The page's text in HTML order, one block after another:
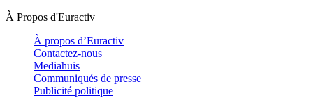
À Propos d'Euractiv
À propos d’Euractiv
Contactez-nous
Mediahuis
Communiqués de presse
Publicité politique